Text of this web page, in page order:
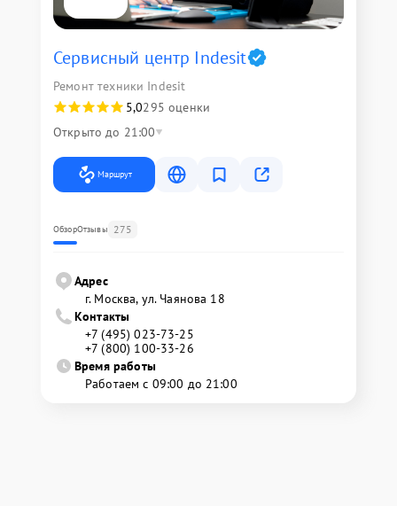
Сервисный центр Indesit
Ремонт техники Indesit
5,0295 оценки
Открыто до 21:00
Маршрут
ОбзорОтзывы 275
Адрес
г. Москва, ул. Чаянова 18
Контакты
+7 (495) 023-73-25
+7 (800) 100-33-26
Время работы
Работаем с 09:00 до 21:00